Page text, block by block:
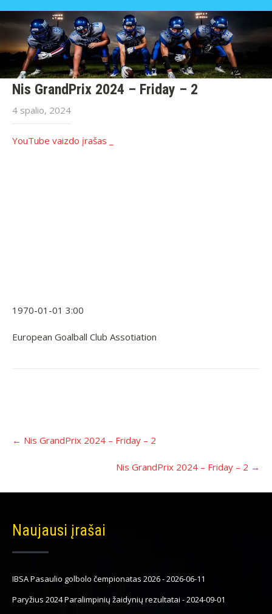
Nis GrandPrix 2024 – Friday – 2
4 spalio, 2024
YouTube vaizdo įrašas _
1970-01-01 3:00
European Goalball Club Assotiation
navigacija
← Nis GrandPrix 2024 – Friday – 2
Nis GrandPrix 2024 – Friday – 2 →
Naujausi įrašai
IBSA Pasaulio golbolo čempionatas 2026-2026-06-11
Paryžius 2024 Paralimpinių žaidynių rezultatai -2024-09-01